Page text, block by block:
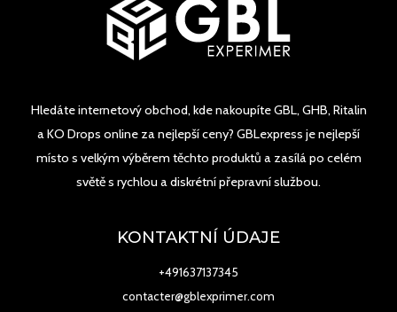
Hledáte internetový obchod, kde nakoupíte GBL, GHB, Ritalin
a KO Drops online za nejlepší ceny? GBLexpress je nejlepší
místo s velkým výběrem těchto produktů a zasílá po celém
světě s rychlou a diskrétní přepravní službou.
KONTAKTNÍ ÚDAJE
+491637137345
contacter@gblexprimer.com